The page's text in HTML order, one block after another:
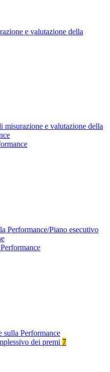
e valutazione della
misurazione e valutazione della
Performance/Piano esecutivo
sulla Performance
dei premi 7